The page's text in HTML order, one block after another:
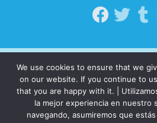
We use cookies to ensure that we
on our website. If you continue to
that you are happy with it. |
la mejor experiencia en nuestro
navegando, asumiremos que